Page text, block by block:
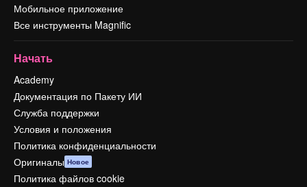
Мобильное приложение
Все инструменты Magnific
Начать
Academy
Документация по Пакету ИИ
Служба поддержки
Условия и положения
Политика конфиденциальности
Оригиналы Новое
Политика файлов cookie